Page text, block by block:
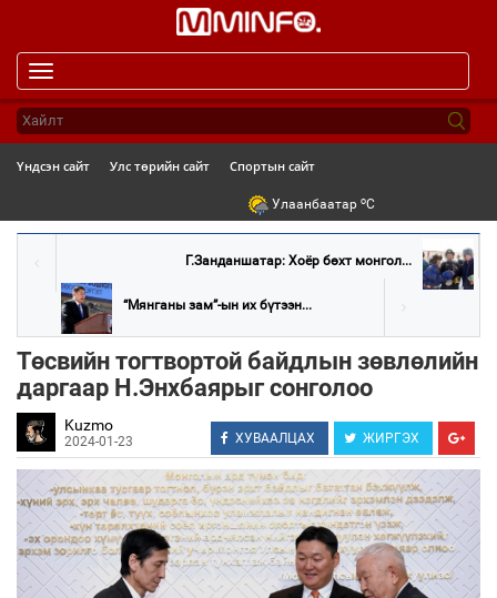
navigation
Үндсэн сайт Улс төрийн сайт Спортын сайт
Улаанбаатар oC
Г.Занданшатар: Хоёр бөхт монгол...
“Мянганы зам”-ын их бүтээн...
Төсвийн тогтвортой байдлын зөвлөлийн
даргаар Н.Энхбаярыг сонголоо
Kuzmo
2024-01-23 ХУВААЛЦАХ ЖИРГЭХ